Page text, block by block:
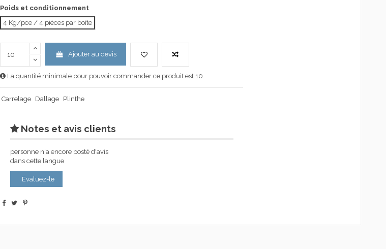
Poids et conditionnement
4 Kg/pce / 4 pièces par boîte
Ajouter au devis
La quantité minimale pour pouvoir commander ce produit est 10.
Carrelage Dallage Plinthe
Notes et avis clients
personne n'a encore posté d'avis
dans cette langue
Evaluez-le